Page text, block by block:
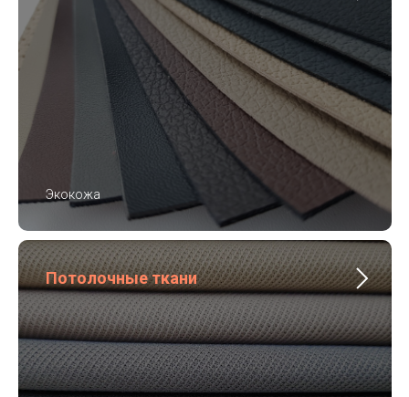
Экокожа
Потолочные ткани